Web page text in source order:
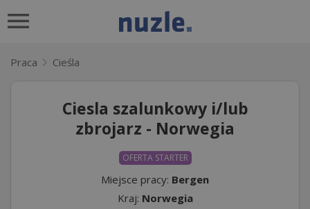
Praca Cieśla
Ciesla szalunkowy i/lub
zbrojarz - Norwegia
OFERTA STARTER
Miejsce pracy: Bergen
Kraj: Norwegia